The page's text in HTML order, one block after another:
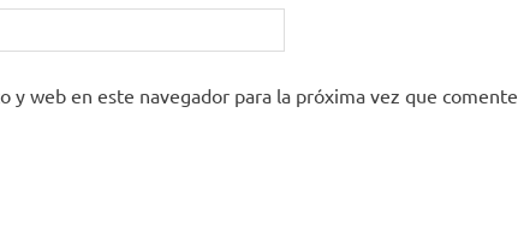
y web en este navegador para la próxima vez que comente.